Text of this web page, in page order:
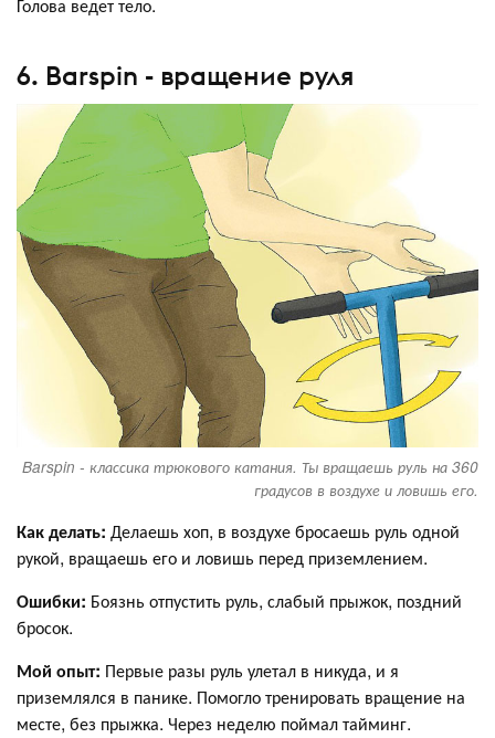
6. Barspin - вращение руля
Barspin - классика трюкового катания. Ты вращаешь руль на 360
градусов в воздухе и ловишь его.
Как делать: Делаешь хоп, в воздухе бросаешь руль одной
рукой, вращаешь его и ловишь перед приземлением.
Ошибки: Боязнь отпустить руль, слабый прыжок, поздний
бросок.
Мой опыт: Первые разы руль улетал в никуда, и я
приземлялся в панике. Помогло тренировать вращение на
месте, без прыжка. Через неделю поймал тайминг.